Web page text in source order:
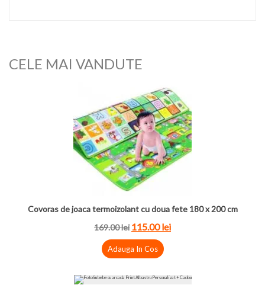
CELE MAI VANDUTE
Covoras de joaca termoizolant cu doua fete 180 x 200 cm
169.00 lei 115.00 lei
Adauga In Cos